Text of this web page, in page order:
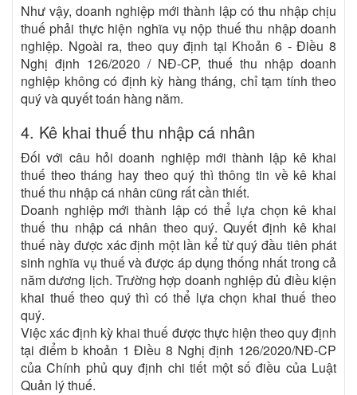
Như vậy, doanh nghiệp mới thành lập có thu nhập chịu
thuế phải thực hiện nghĩa vụ nộp thuế thu nhập doanh
nghiệp. Ngoài ra, theo quy định tại Khoản 6 - Điều 8
Nghị định 126/2020 / NĐ-CP, thuế thu nhập doanh
nghiệp không có định kỳ hàng tháng, chỉ tạm tính theo
quý và quyết toán hàng năm.
4. Kê khai thuế thu nhập cá nhân
Đối với câu hỏi doanh nghiệp mới thành lập kê khai
thuế theo tháng hay theo quý thì thông tin về kê khai
thuế thu nhập cá nhân cũng rất cần thiết.
Doanh nghiệp mới thành lập có thể lựa chọn kê khai
thuế thu nhập cá nhân theo quý. Quyết định kê khai
thuế này được xác định một lần kể từ quý đầu tiên phát
sinh nghĩa vụ thuế và được áp dụng thống nhất trong cả
năm dương lịch. Trường hợp doanh nghiệp đủ điều kiện
khai thuế theo quý thì có thể lựa chọn khai thuế theo
quý.
Việc xác định kỳ khai thuế được thực hiện theo quy định
tại điểm b khoản 1 Điều 8 Nghị định 126/2020/NĐ-CP
của Chính phủ quy định chi tiết một số điều của Luật
Quản lý thuế.